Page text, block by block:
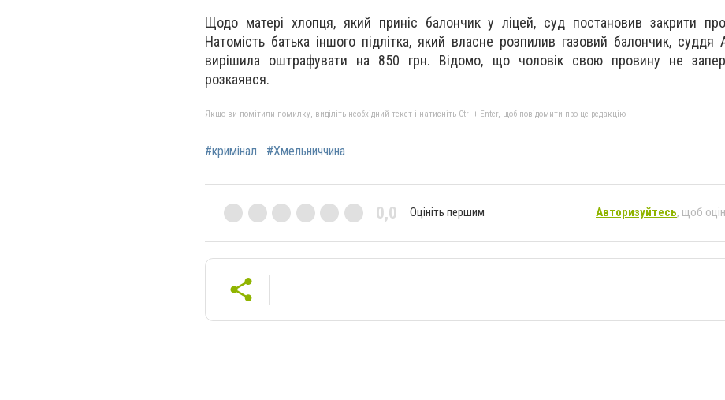
Щодо матері хлопця, який приніс балончик у ліцей, суд постановив закрити
Натомість батька іншого підлітка, який власне розпилив газовий балончик, суддя
вирішила оштрафувати на 850 грн. Відомо, що чоловік свою провину не
розкаявся.
Якщо ви помітили помилку, виділіть необхідний текст і натисніть Ctrl + Enter, щоб повідомити про це редакцію
#кримінал #Хмельниччина
0,0 Оцініть першим Авторизуйтесь, щоб